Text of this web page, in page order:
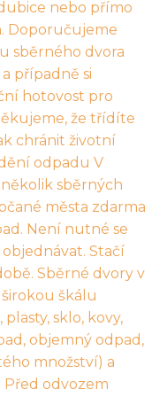
nebo přímo
Doporučujeme
sběrného dvora
případně si
hotovost pro
že třídíte
chránit životní
odpadu V
sběrných
města zdarma
Není nutné se
Stačí
Sběrné dvory v
škálu
sklo, kovy,
objemný odpad,
množství) a
odvozem